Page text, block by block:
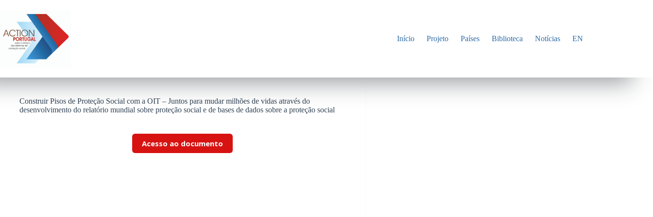
conteúdo
Início
Projeto Países Biblioteca Notícias EN
Construir Pisos de Proteção Social com a OIT – Juntos para mudar milhões de vidas através do
desenvolvimento do relatório mundial sobre proteção social e de bases de dados sobre a proteção social
Acesso ao documento